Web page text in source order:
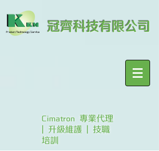
冠齊科技有限公司
Cimatron 專業代理
| 升級維護 | 技職
培訓